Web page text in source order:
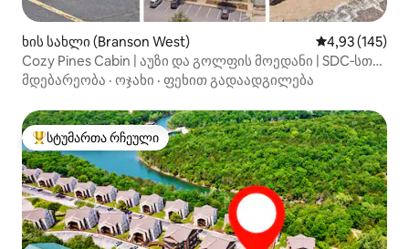
ხის სახლი (Branson West) საშუალო
4,93 (145)
Cozy Pines Cabin | აუზი და გოლფის მოედანი | SDC‑სთან
ახლოს
მდებარეობა · ოჯახი · ფეხით გადაადგილება
სტუმართა რჩეული მოწინავე ვარიანტი
სტუმართა რჩეული